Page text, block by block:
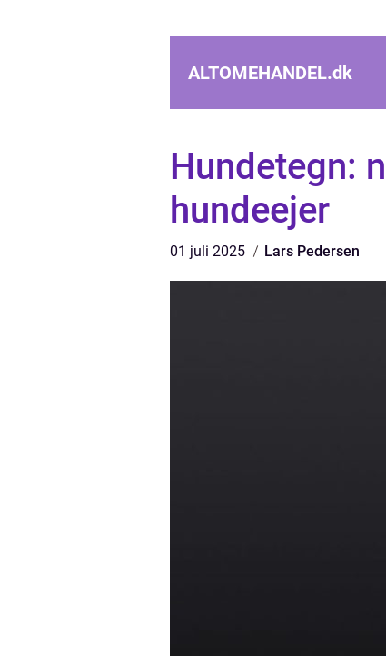
ALTOMEHANDEL.dk
Hundetegn:
hundeejer
01 juli 2025 Lars Pedersen